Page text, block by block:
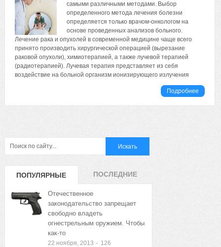
самыми различными методами. Выбор
определенного метода лечения болезни
определяется только врачом-онкологом на
основе проведенных анализов больного.
Лечение рака и опухолей в современной медицине чаще всего
принято производить хирургической операцией (вырезание
раковой опухоли), химиотерапией, а также лучевой терапией
(радиотерапией). Лучевая терапия представляет из себя
воздействие на больной организм ионизирующего излучения
Подробнее
ПОПУЛЯРНЫЕ
ЗАПИСИ
ПОСЛЕДНИЕ
Отечественное
законодательство запрещает
свободно владеть
огнестрельным оружием. Чтобы
как-то
22 ноября, 2013 - 126